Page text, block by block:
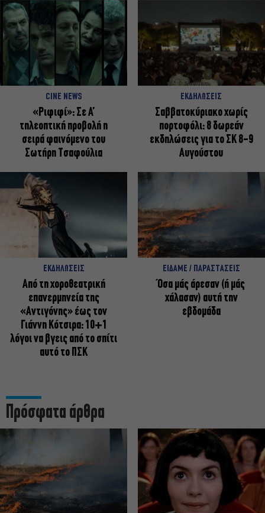
CINE NEWS
«Ριφιφί»: Σε Α’
τηλεοπτική προβολή η
σειρά φαινόμενο του
Σωτήρη Τσαφούλια
ΕΚΔΗΛΩΣΕΙΣ
Σαββατοκύριακο χωρίς
πορτοφόλι: 8 δωρεάν
εκδηλώσεις για το ΣΚ 8-9
Αυγούστου
ΕΚΔΗΛΩΣΕΙΣ
Από τη χοροθεατρική
επανερμηνεία της
«Αντιγόνης» έως τον
Γιάννη Κότσιρα: 10+1
λόγοι να βγεις από το σπίτι
αυτό το ΠΣΚ
ΕΙΔΑΜΕ / ΠΑΡΑΣΤΑΣΕΙΣ
Όσα μάς άρεσαν (ή μάς
χάλασαν) αυτή την
εβδομάδα
Πρόσφατα άρθρα